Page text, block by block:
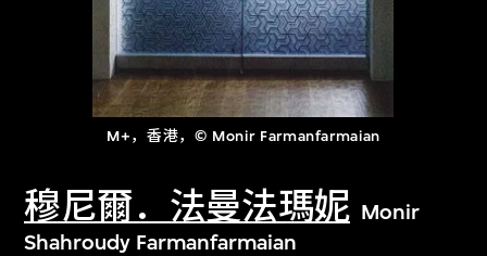
M+，香港，© Monir Farmanfarmaian
穆尼爾．法曼法瑪妮 Monir
Shahroudy Farmanfarmaian
探索世界顶级的二十及二十一世纪视觉
文化藏品。